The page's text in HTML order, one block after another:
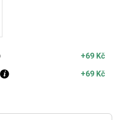
+69 Kč
+69 Kč